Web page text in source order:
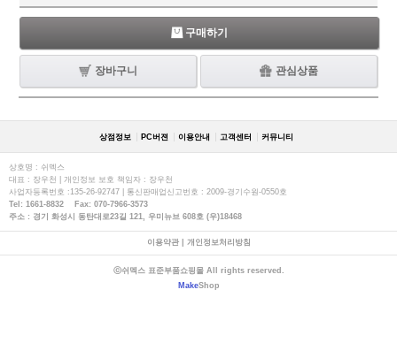
구매하기
장바구니 관심상품
상점정보 PC버젼 이용안내 고객센터 커뮤니티
상호명 : 쉬멕스
대표 : 장우천 | 개인정보 보호 책임자 : 장우천
사업자등록번호 :135-26-92747 | 통신판매업신고번호 : 2009-경기수원-0550호
Tel: 1661-8832 Fax: 070-7966-3573
주소 : 경기 화성시 동탄대로23길 121, 우미뉴브 608호 (우)18468
이용약관| 개인정보처리방침
ⓒ쉬멕스 표준부품쇼핑몰 All rights reserved.
MakeShop